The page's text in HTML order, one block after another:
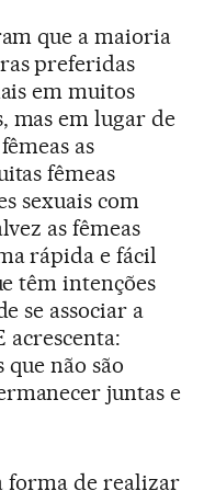
que a maioria
preferidas
em muitos
mas em lugar de
as
fêmeas
sexuais com
as fêmeas
rápida e fácil
têm intenções
se associar a
acrescenta:
não são
juntas e
forma de realizar